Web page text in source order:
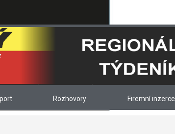
Rozhovory Firemní inzerce